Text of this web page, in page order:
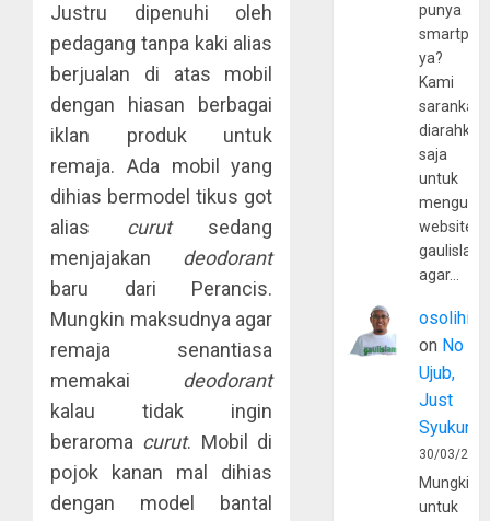
Justru dipenuhi oleh
pedagang tanpa kaki alias
berjualan di atas mobil
dengan hiasan berbagai
iklan produk untuk
remaja. Ada mobil yang
dihias bermodel tikus got
alias curutsedang
menjajakan deodorant
baru dari Perancis.
Mungkin maksudnya agar
remaja senantiasa
memakai deodorant
kalau tidak ingin
beraroma curut. Mobil di
pojok kanan mal dihias
dengan model bantal
punya
ya?
Kami
sarankan,
diarahkan
saja
untuk
website
agar…
osolihin
on No
Ujub,
Just
Syukur
30/03/
Mungkin
untuk